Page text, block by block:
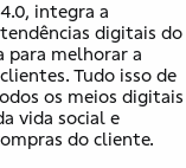
integra a
digitais do
para melhorar a
Tudo isso de
os meios digitais
vida social e
do cliente.